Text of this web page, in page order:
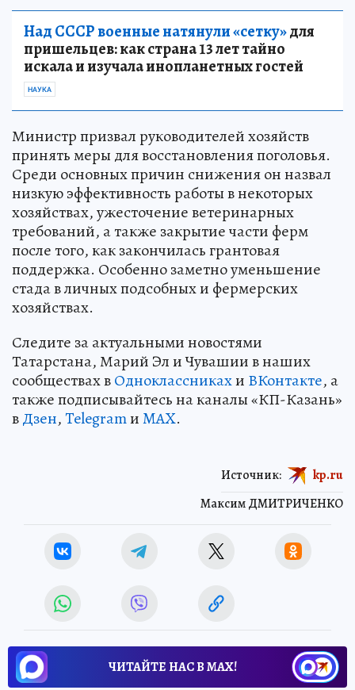
Над СССР военные натянули «сетку»для
пришельцев: как страна 13 лет тайно
искала и изучала инопланетных гостей
НАУКА
Министр призвал руководителей хозяйств
принять меры для восстановления поголовья.
Среди основных причин снижения он назвал
низкую эффективность работы в некоторых
хозяйствах, ужесточение ветеринарных
требований, а также закрытие части ферм
после того, как закончилась грантовая
поддержка. Особенно заметно уменьшение
стада в личных подсобных и фермерских
хозяйствах.
Следите за актуальными новостями
Татарстана, Марий Эл и Чувашии в наших
сообществах вОдноклассникахи ВКонтакте, а
также подписывайтесь на каналы «КП-Казань»
вДзен,TelegramиMAX.
Максим ДМИТРИЧЕНКО
Источник: kp.ru
ЧИТАЙТЕ НАС В МАХ!